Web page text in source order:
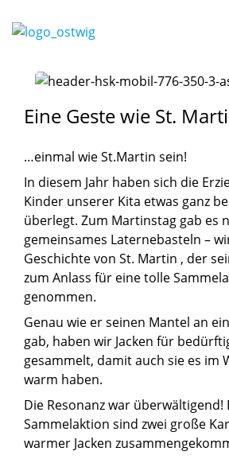
Eine Gestewie St.
…einmal wie St.Martin sein!
In diesem Jahr haben sich die
Kinder unserer Kita etwas ganz
überlegt. Zum Martinstag gab es
gemeinsames Laternebasteln –
Geschichte von St. Martin , der
zum Anlass für eine tolle
genommen.
Genau wie er seinen Mantel an
gab, haben wir Jacken für
gesammelt, damit auch sie es im
warm haben.
Die Resonanz war überwältigend!
Sammelaktion sind zwei große
warmer Jacken